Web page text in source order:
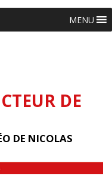
MENU
DE
DE NICOLAS